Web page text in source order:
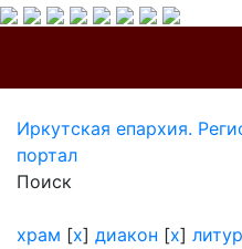
Иркутская епархия.
портал
Поиск
храм [x] диакон [x]